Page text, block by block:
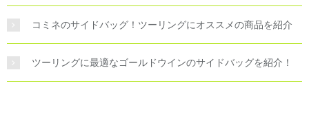
コミネのサイドバッグ！ツーリングにオススメの商品を紹介
ツーリングに最適なゴールドウインのサイドバッグを紹介！